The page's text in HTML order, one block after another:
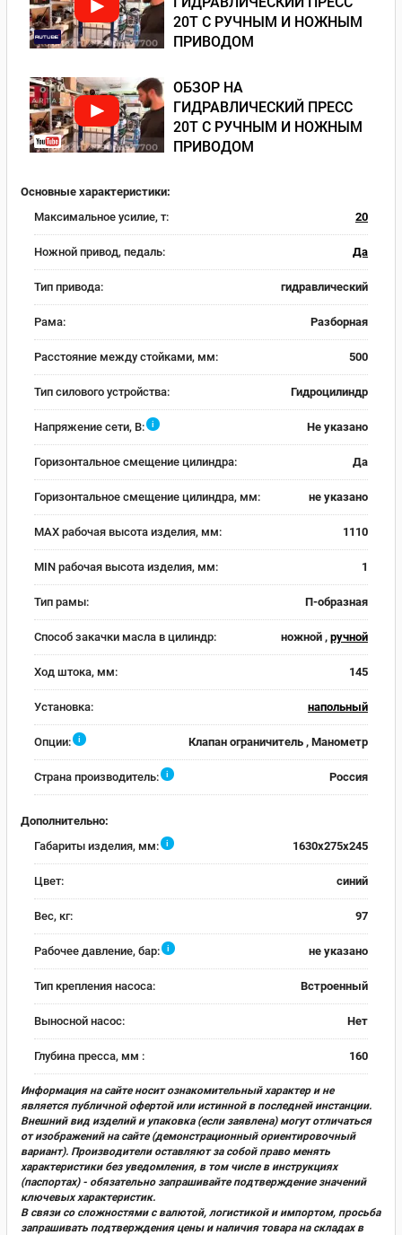
20Т С РУЧНЫМ И НОЖНЫМ
ПРИВОДОМ
ОБЗОР НА
ГИДРАВЛИЧЕСКИЙ ПРЕСС
20Т С РУЧНЫМ И НОЖНЫМ
ПРИВОДОМ
Основные характеристики:
Максимальное усилие, т:
20
Ножной привод, педаль: Да
Тип привода: гидравлический
Рама: Разборная
Расстояние между стойками, мм: 500
Тип силового устройства: Гидроцилиндр
Напряжение сети, В: i Не указано
Горизонтальное смещение цилиндра: Да
Горизонтальное смещение цилиндра, мм: не указано
MAX рабочая высота изделия, мм: 1110
MIN рабочая высота изделия, мм: 1
Тип рамы: П-образная
Способ закачки масла в цилиндр: ножной , ручной
Ход штока, мм: 145
Установка: напольный
Опции: i Клапан ограничитель , Манометр
Страна производитель: i Россия
Дополнительно:
Габариты изделия, мм:
i 1630x275x245
Цвет: синий
Вес, кг: 97
Рабочее давление, бар: i не указано
Тип крепления насоса: Встроенный
Выносной насос: Нет
Глубина пресса, мм : 160
Информация на сайте носит ознакомительный характер и не
является публичной офертой или истинной в последней инстанции.
Внешний вид изделий и упаковка (если заявлена) могут отличаться
от изображений на сайте (демонстрационный ориентировочный
вариант). Производители оставляют за собой право менять
характеристики без уведомления, в том числе в инструкциях
(паспортах) - обязательно запрашивайте подтверждение значений
ключевых характеристик.
В связи со сложностями с валютой, логистикой и импортом, просьба
запрашивать подтверждения цены и наличия товара на складах в